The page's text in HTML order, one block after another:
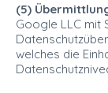
(5)
Google LLC mit
welches die